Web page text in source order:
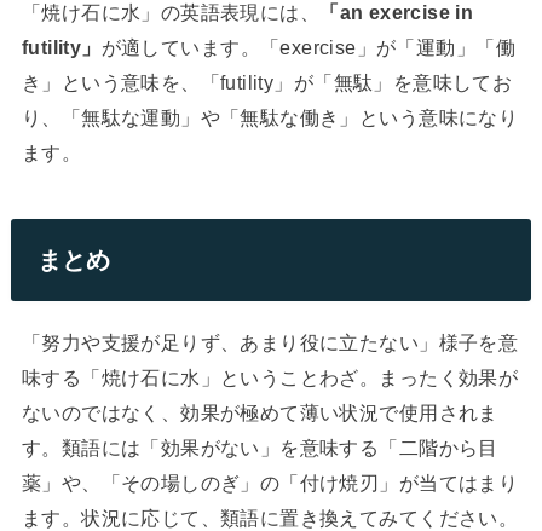
「焼け石に水」の英語表現には、
「an exercise in
futility」 が適しています。「exercise」が「運動」「働
き」という意味を、「futility」が「無駄」を意味してお
り、「無駄な運動」や「無駄な働き」という意味になり
ます。
まとめ
「努力や支援が足りず、あまり役に立たない」様子を意
味する「焼け石に水」ということわざ。まったく効果が
ないのではなく、効果が極めて薄い状況で使用されま
す。類語には「効果がない」を意味する「二階から目
薬」や、「その場しのぎ」の「付け焼刃」が当てはまり
ます。状況に応じて、類語に置き換えてみてください。